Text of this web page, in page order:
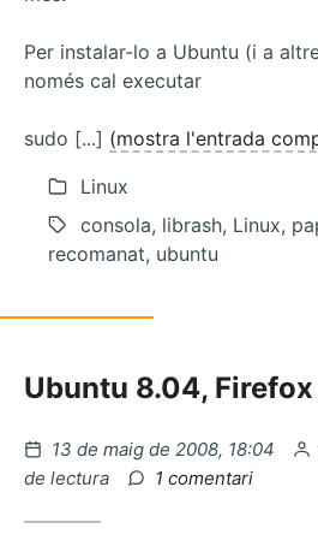
Per instalar-lo a Ubuntu (i a
només cal executar
sudo [...] (mostra l'entrada
Linux
consola, librash, Linux,
recomanat, ubuntu
Ubuntu 8.04, Firefox
Publicat
el
13 de maig de 2008, 18:04
de lectura
1 comentaria